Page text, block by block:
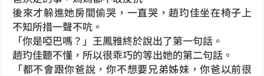
後來才躲進她房間偷哭，一直哭，趙玓佳坐在椅子上
不知所措一聲不吭。
「你是啞巴嗎？」王鳳雅終於說出了第一句話。
趙玓佳聽不懂，所以很乖巧的等出她的第二句話。
「都不會跟你爸說，你不想要兄弟姊妹，你爸以前很